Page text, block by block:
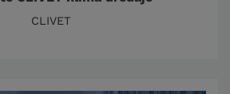
CLIVET